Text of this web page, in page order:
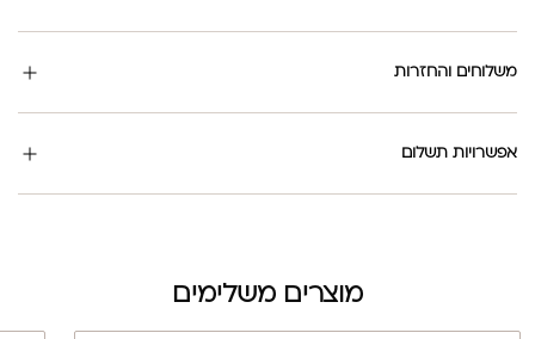
משלוחים והחזרות
אפשרויות תשלום
מוצרים משלימים